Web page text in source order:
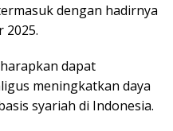
dengan hadirnya
2025.
dapat
meningkatkan daya
syariah di Indonesia.